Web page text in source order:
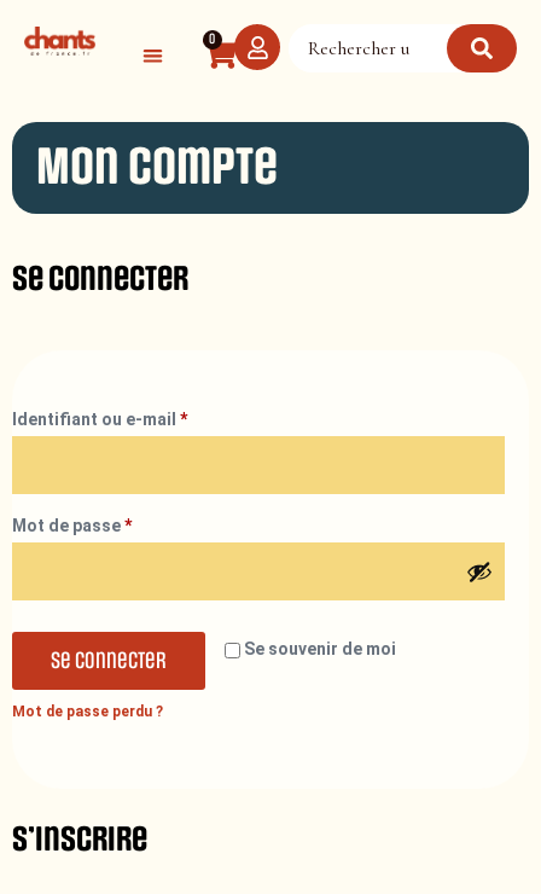
0
Mon compte
Se connecter
Identifiant ou e-mail *
Mot de passe*
Se souvenir de moi
Se connecter
Mot de passe perdu ?
S’inscrire